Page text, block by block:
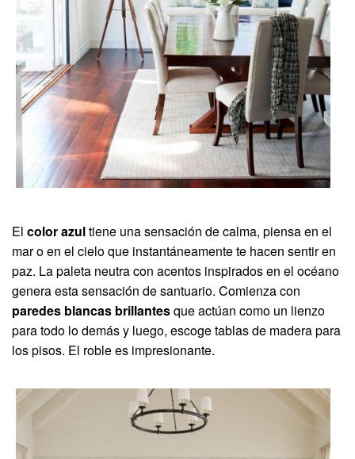
El color azultiene una sensación de calma, piensa en el
mar o en el cielo que instantáneamente te hacen sentir en
paz. La paleta neutra con acentos inspirados en el océano
genera esta sensación de santuario. Comienza con
paredes blancas brillantesque actúan como un lienzo
para todo lo demás y luego, escoge tablas de madera para
los pisos. El roble es impresionante.